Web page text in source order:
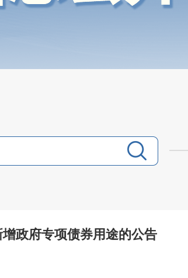
政府专项债券用途的公告